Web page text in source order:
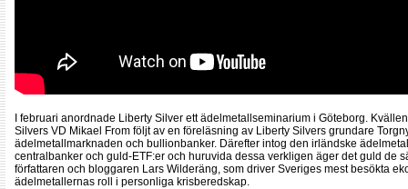
I februari anordnade Liberty Silver ett ädelmetallseminarium i Göteborg.
Silvers VD Mikael From följt av en föreläsning av Liberty Silvers grundare
ädelmetallmarknaden och bullionbanker. Därefter intog den irländske
centralbanker och guld-ETF:er och huruvida dessa verkligen äger det guld de
författaren och bloggaren Lars Wilderäng, som driver Sveriges mest besökta
ädelmetallernas roll i personliga krisberedskap.